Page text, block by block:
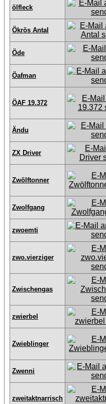
ölfleck
Ökrös Antal
Öde
Öafman
ÖAF 19.372
Ändu
ZX Driver
Zwölftonner
Zwolfgang
zwoemti
zwo.vierziger
Zwischengas
zwierbel
Zwieblinger
Zwenni
zweitaktnarrisch